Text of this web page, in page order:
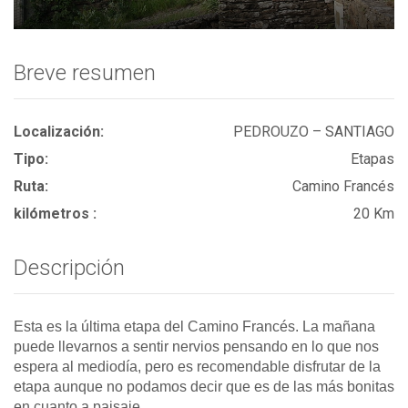
Breve resumen
Localización:
PEDROUZO – SANTIAGO
Tipo:
Etapas
Ruta:
Camino Francés
kilómetros :
20 Km
Descripción
Esta es la última etapa del Camino Francés. La mañana
puede llevarnos a sentir nervios pensando en lo que nos
espera al mediodía, pero es recomendable disfrutar de la
etapa aunque no podamos decir que es de las más bonitas